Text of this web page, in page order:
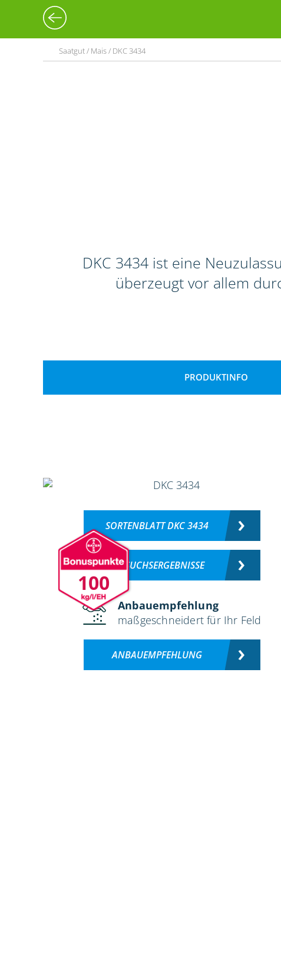
Saatgut / Mais / DKC 3434
DKC 3434 ist eine
überzeugt vor allem
PRODUKTINFO
100
SORTENBLATT DKC 3434
VERSUCHSERGEBNISSE
Anbauempfehlung
maßgeschneidert für Ihr Feld
ANBAUEMPFEHLUNG